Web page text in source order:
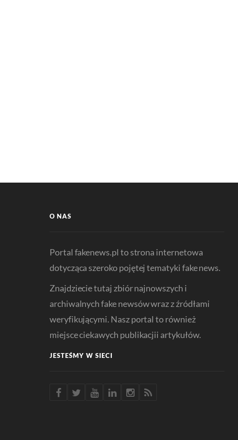
O NAS
Portal fakenews.pl to strona internetowa
dotycząca szeroko pojętej tematyki fake news.
Znajdziecie tutaj zbiór najnowszych i
archiwalnych fake newsów wraz z źródłami
weryfikującymi. Nasz portal to również
miejsce ciekawych publikacjii artykułów.
JESTEŚMY W SIECI